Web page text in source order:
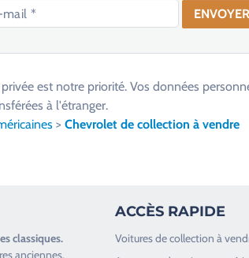
est notre priorité. Vos données
à l'étranger.
> Chevrolet de collection à vendre
classiques.
anciennes.
ACCÈS RAPIDE
Voitures de collection à